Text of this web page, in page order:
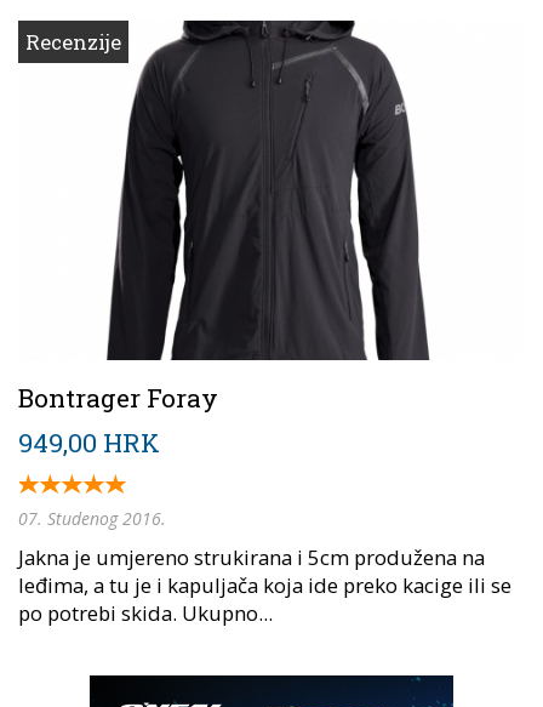
Recenzije
Bontrager Foray
949,00 HRK
07. Studenog 2016.
Jakna je umjereno strukirana i 5cm produžena na
leđima, a tu je i kapuljača koja ide preko kacige ili se
po potrebi skida. Ukupno...